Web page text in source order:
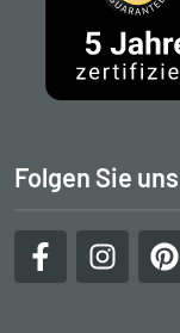
Folgen Sie uns